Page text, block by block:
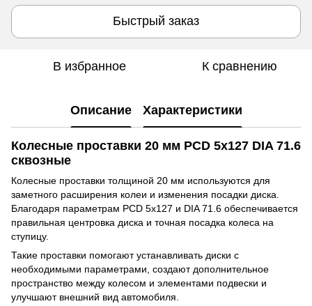
Быстрый заказ
В избранное К сравнению
Описание Характеристики
Колесные проставки 20 мм PCD 5x127 DIA 71.6
сквозные
Колесные проставки толщиной 20 мм используются для
заметного расширения колеи и изменения посадки диска.
Благодаря параметрам PCD 5x127 и DIA 71.6 обеспечивается
правильная центровка диска и точная посадка колеса на
ступицу.
Такие проставки помогают устанавливать диски с
необходимыми параметрами, создают дополнительное
пространство между колесом и элементами подвески и
улучшают внешний вид автомобиля.